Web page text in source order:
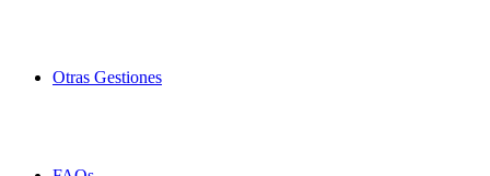
Otras Gestiones